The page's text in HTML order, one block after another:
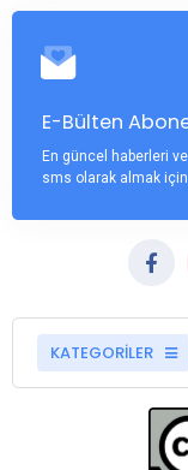
E-Bülten
En güncel haberleri
sms olarak almak için
KATEGORİLER